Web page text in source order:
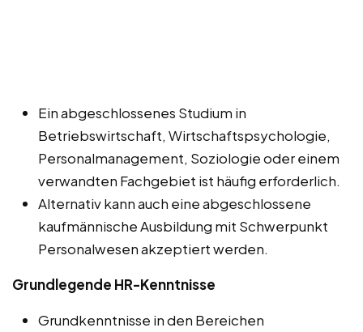
Ein abgeschlossenes Studium in
Betriebswirtschaft, Wirtschaftspsychologie,
Personalmanagement, Soziologie oder einem
verwandten Fachgebiet ist häufig erforderlich.
Alternativ kann auch eine abgeschlossene
kaufmännische Ausbildung mit Schwerpunkt
Personalwesen akzeptiert werden.
Grundlegende HR-Kenntnisse
Grundkenntnisse in den Bereichen